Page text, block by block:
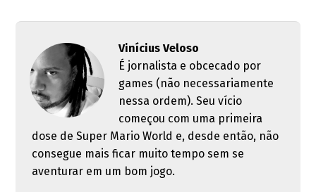
Vinícius Veloso
É jornalista e obcecado por
games (não necessariamente
nessa ordem). Seu vício
começou com uma primeira
dose de Super Mario World e, desde então, não
consegue mais ficar muito tempo sem se
aventurar em um bom jogo.